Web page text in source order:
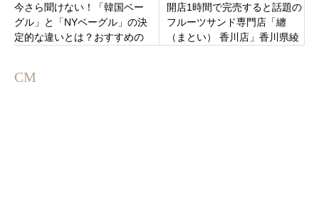
今さら聞けない！「韓国ベー
グル」と「NYベーグル」の決
定的な違いとは？おすすめの
開店1時間で完売すると話題の
フルーツサンド専門店「纏
（まとい） 香川店」香川県綾
CM